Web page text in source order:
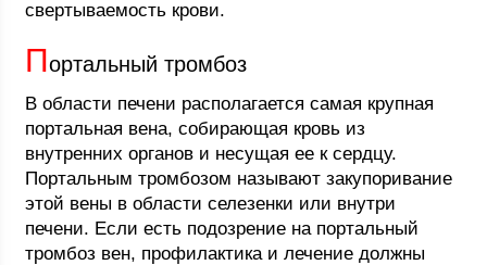
свертываемость крови.
Портальный тромбоз
В области печени располагается самая крупная
портальная вена, собирающая кровь из
внутренних органов и несущая ее к сердцу.
Портальным тромбозом называют закупоривание
этой вены в области селезенки или внутри
печени. Если есть подозрение на портальный
тромбоз вен, профилактика и лечение должны